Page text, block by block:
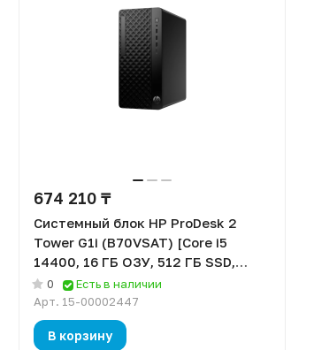
674 210 ₸
Системный блок HP ProDesk 2
Tower G1i (B70VSAT) [Core i5
14400, 16 ГБ ОЗУ, 512 ГБ SSD,
Windows 11 Pro]
0
Есть в наличии
Арт. 15-00002447
В корзину